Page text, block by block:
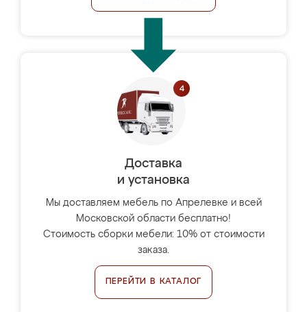
Доставка
и установка
Мы доставляем мебель по Апрелевке и всей
Московской области бесплатно!
Стоимость сборки мебели: 10% от стоимости
заказа.
ПЕРЕЙТИ В КАТАЛОГ